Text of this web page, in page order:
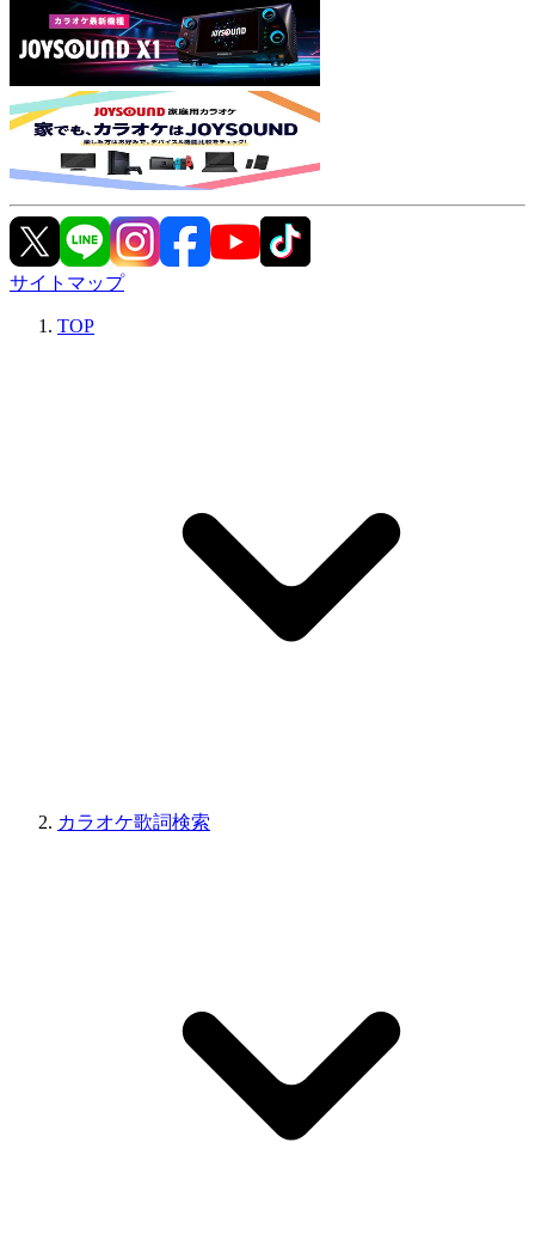
サイトマップ
TOP
カラオケ歌詞検索